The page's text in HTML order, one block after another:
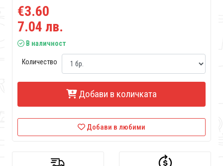
€3.60
7.04 лв.
В наличност
Количество
Добави в количката
Добави в любими